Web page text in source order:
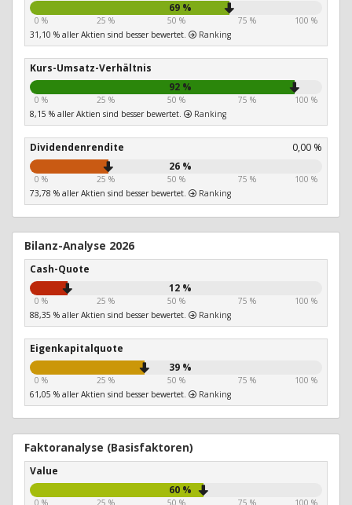
69 %
0 % 25 % 50 % 75 %
100 %
31,10 % aller Aktien sind besser bewertet.
Ranking
Kurs-Umsatz-Verhältnis
92 %
0 % 25 % 50 % 75 %
100 %
8,15 % aller Aktien sind besser bewertet.
Ranking
Dividendenrendite
0,00 %
26 %
0 % 25 % 50 % 75 %
100 %
73,78 % aller Aktien sind besser bewertet.
Ranking
Bilanz-Analyse 2026
Cash-Quote
12 %
0 % 25 % 50 % 75 %
100 %
88,35 % aller Aktien sind besser bewertet.
Ranking
Eigenkapitalquote
39 %
0 % 25 % 50 % 75 %
100 %
61,05 % aller Aktien sind besser bewertet.
Ranking
Faktoranalyse (Basisfaktoren)
Value
60 %